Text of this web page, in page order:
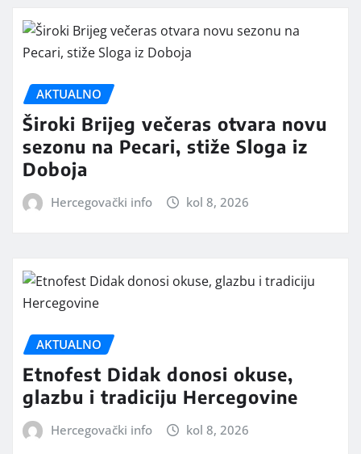
AKTUALNO
Široki Brijeg večeras otvara novu
sezonu na Pecari, stiže Sloga iz
Doboja
Hercegovački info kol 8, 2026
AKTUALNO
Etnofest Didak donosi okuse,
glazbu i tradiciju Hercegovine
Hercegovački info kol 8, 2026